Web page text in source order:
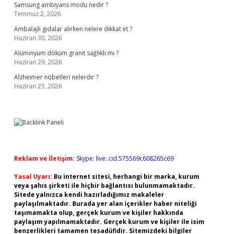
Samsung ambiyans modu nedir ?
Temmuz 2, 2026
Ambalajlı gıdalar alırken nelere dikkat et ?
Haziran 30, 2026
Alüminyum döküm granit sağlıklı mı ?
Haziran 29, 2026
Alzheimer nöbetleri nelerdir ?
Haziran 23, 2026
Reklam ve İletişim: Skype: live:.cid.575569c608265c69
Yasal Uyarı: Bu internet sitesi, herhangi bir marka, kurum
veya şahıs şirketi ile hiçbir bağlantısı bulunmamaktadır.
Sitede yalnızca kendi hazırladığımız makaleler
paylaşılmaktadır. Burada yer alan içerikler haber niteliği
taşımamakta olup, gerçek kurum ve kişiler hakkında
paylaşım yapılmamaktadır. Gerçek kurum ve kişiler ile isim
benzerlikleri tamamen tesadüfidir. Sitemizdeki bilgiler